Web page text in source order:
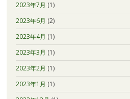
2023年7月 (1)
2023年6月 (2)
2023年4月 (1)
2023年3月 (1)
2023年2月 (1)
2023年1月 (1)